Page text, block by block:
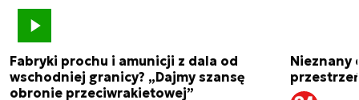
Fabryki prochu i amunicji z dala od
wschodniej granicy? „Dajmy szansę
obronie przeciwrakietowej”
Nieznany